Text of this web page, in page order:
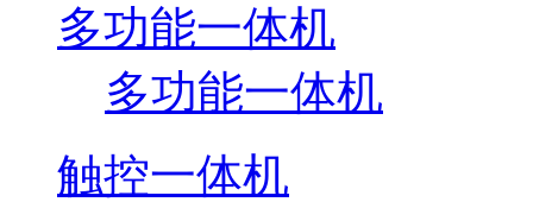
多功能一体机
多功能一体机
触控一体机